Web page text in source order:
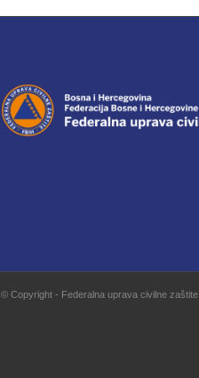
© Copyright - Federalna uprava civilne zaštite